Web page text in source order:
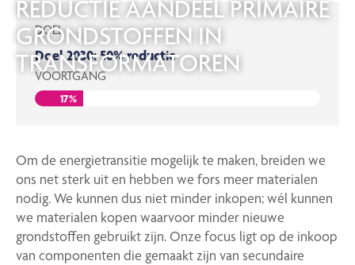
REDUCTIE AANDEEL PRIMAIRE
GRONDSTOFFEN IN
TRANSFORMATOREN
DOEL
Doel 2030: 50% reductie
VOORTGANG
17%
Om de energietransitie mogelijk te maken, breiden we
ons net sterk uit en hebben we fors meer materialen
nodig. We kunnen dus niet minder inkopen; wél kunnen
we materialen kopen waarvoor minder nieuwe
grondstoffen gebruikt zijn. Onze focus ligt op de inkoop
van componenten die gemaakt zijn van secundaire